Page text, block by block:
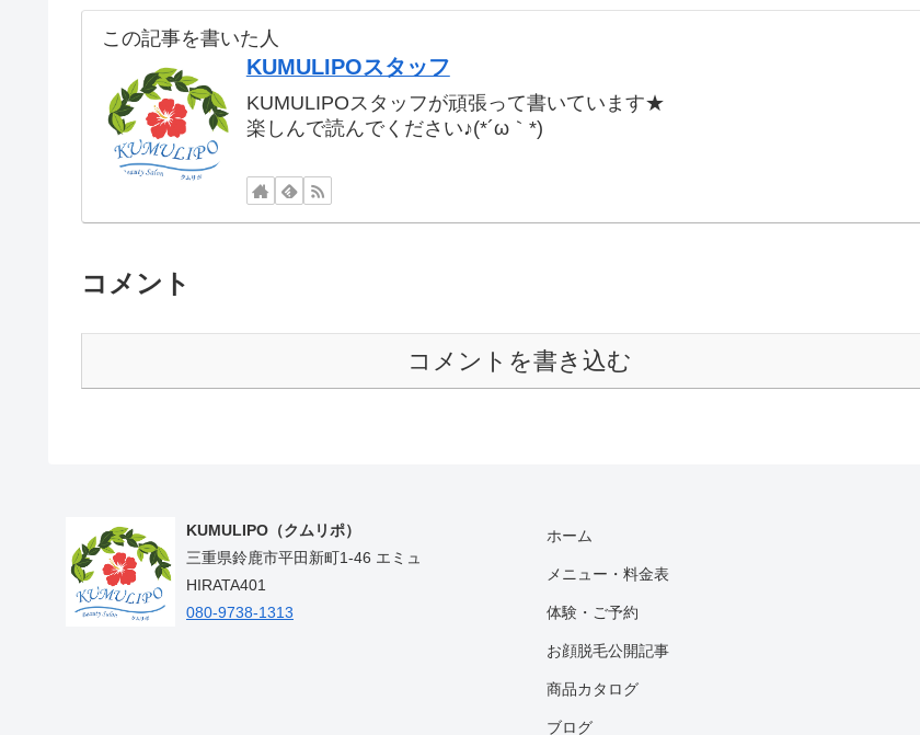
この記事を書いた人
KUMULIPOスタッフ
KUMULIPOスタッフが頑張って書いています★
楽しんで読んでください♪(*´ω｀*)
コメント
コメントを書き込む
KUMULIPO（クムリポ）
三重県鈴鹿市平田新町1-46 エミュ
HIRATA401
080-9738-1313
ホーム
メニュー・料金表
体験・ご予約
お顔脱毛公開記事
商品カタログ
ブログ